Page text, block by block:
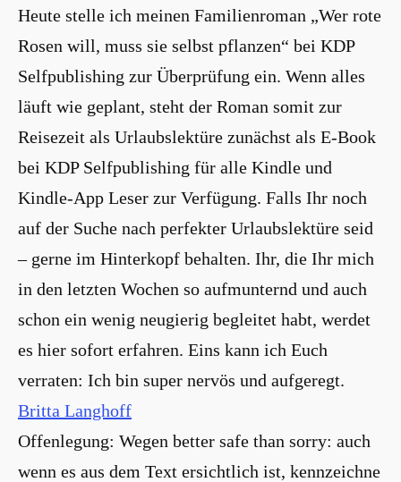
Heute stelle ich meinen Familienroman „Wer rote
Rosen will, muss sie selbst pflanzen“ bei KDP
Selfpublishing zur Überprüfung ein. Wenn alles
läuft wie geplant, steht der Roman somit zur
Reisezeit als Urlaubslektüre zunächst als E-Book
bei KDP Selfpublishing für alle Kindle und
Kindle-App Leser zur Verfügung. Falls Ihr noch
auf der Suche nach perfekter Urlaubslektüre seid
– gerne im Hinterkopf behalten. Ihr, die Ihr mich
in den letzten Wochen so aufmunternd und auch
schon ein wenig neugierig begleitet habt, werdet
es hier sofort erfahren. Eins kann ich Euch
verraten: Ich bin super nervös und aufgeregt.
Britta Langhoff
Offenlegung: Wegen better safe than sorry: auch
wenn es aus dem Text ersichtlich ist, kennzeichne